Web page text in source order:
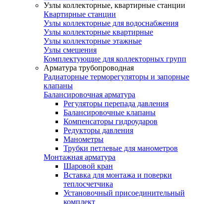
Узлы коллекторные, квартирные станции
Квартирные станции
Узлы коллекторные для водоснабжения
Узлы коллекторные квартирные
Узлы коллекторные этажные
Узлы смешения
Комплектующие для коллекторных групп
Арматура трубопроводная
Радиаторные терморегуляторы и запорные
клапаны
Балансировочная арматура
Регуляторы перепада давления
Балансировочные клапаны
Компенсаторы гидроударов
Редукторы давления
Манометры
Трубки петлевые для манометров
Монтажная арматура
Шаровой кран
Вставка для монтажа и поверки
теплосчетчика
Установочный присоединительный
комплект